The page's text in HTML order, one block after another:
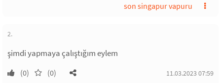
son singapur vapuru
2.
şimdi yapmaya çalıştığım eylem
(0) (0) 11.03.2023 07:59